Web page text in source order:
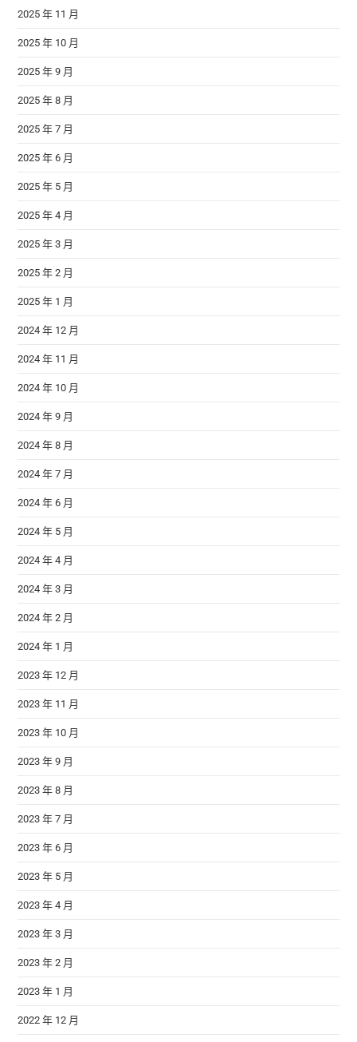
2025 年 11 月
2025 年 10 月
2025 年 9 月
2025 年 8 月
2025 年 7 月
2025 年 6 月
2025 年 5 月
2025 年 4 月
2025 年 3 月
2025 年 2 月
2025 年 1 月
2024 年 12 月
2024 年 11 月
2024 年 10 月
2024 年 9 月
2024 年 8 月
2024 年 7 月
2024 年 6 月
2024 年 5 月
2024 年 4 月
2024 年 3 月
2024 年 2 月
2024 年 1 月
2023 年 12 月
2023 年 11 月
2023 年 10 月
2023 年 9 月
2023 年 8 月
2023 年 7 月
2023 年 6 月
2023 年 5 月
2023 年 4 月
2023 年 3 月
2023 年 2 月
2023 年 1 月
2022 年 12 月